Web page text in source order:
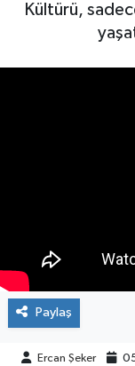
Kültürü,
Paylaş
Ercan Şeker
EĞİTİM
RESMİ
KÜLTÜR
Tüm
Son Dakika